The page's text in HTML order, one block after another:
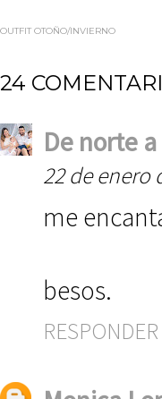
OUTFIT OTOÑO/INVIERNO
24
De norte
22 de enero
me
besos.
RESPONDER